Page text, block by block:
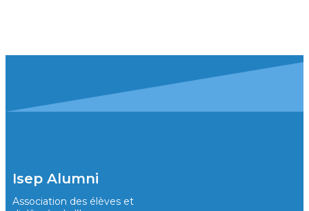
Isep Alumni
Association des élèves et